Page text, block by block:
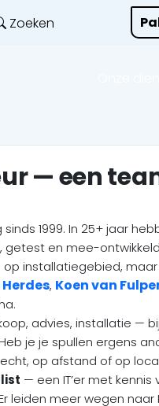
Zoeken
— een
1999. In 25+ jaar
en mee-
installatiegebied,
, Koen van
advies, installatie —
je je spullen ergens
op afstand of op
— een IT’er met
leiden meer wegen